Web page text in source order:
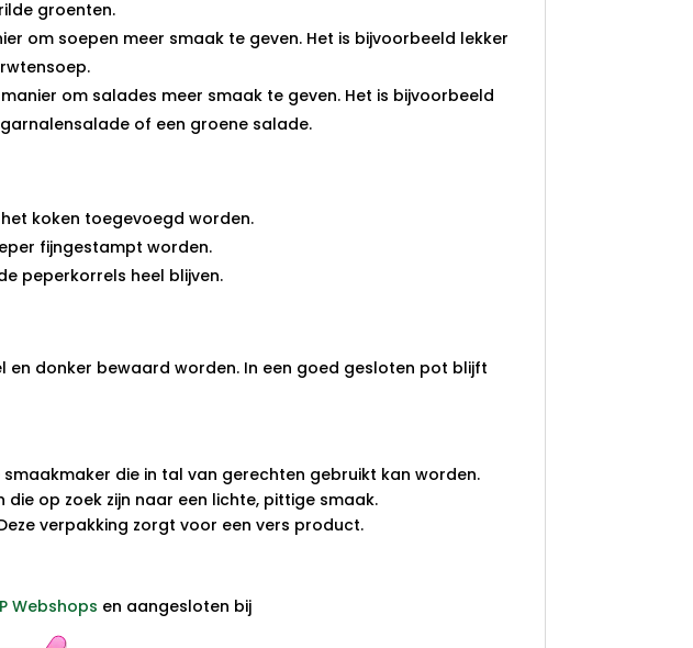
groenten.
om soepen meer smaak te geven. Het is bijvoorbeeld lekker
om salades meer smaak te geven. Het is bijvoorbeeld
of een groene salade.
koken toegevoegd worden.
fijngestampt worden.
peperkorrels heel blijven.
en donker bewaard worden. In een goed gesloten pot blijft
die in tal van gerechten gebruikt kan worden.
die op zoek zijn naar een lichte, pittige smaak.
verpakking zorgt voor een vers product.
Webshops en aangesloten bij